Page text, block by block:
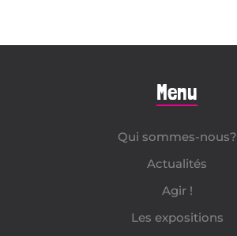
Menu
Qui sommes-nous?
Actualités
Agir !
Les expositions